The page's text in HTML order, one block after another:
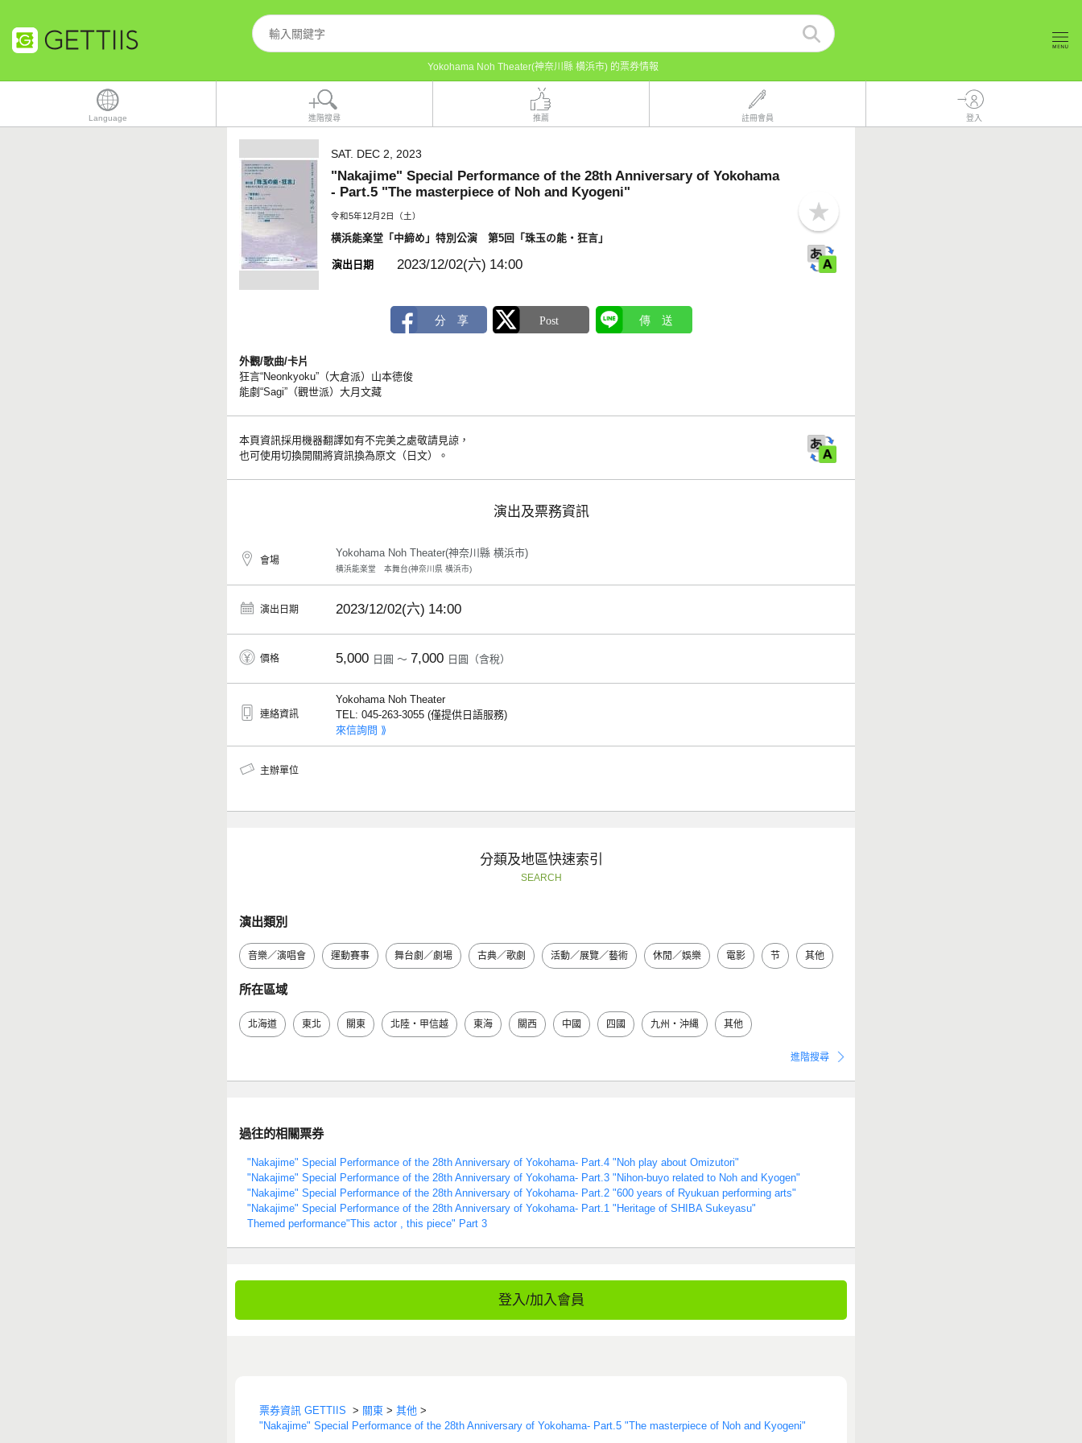
Yokohama Noh Theater(神奈川縣 横浜市) 的票券情報
Language 進階搜尋 推薦 註冊會員 登入
SAT. DEC 2, 2023
"Nakajime" Special Performance of the 28th Anniversary of Yokohama
- Part.5 "The masterpiece of Noh and Kyogeni"
令和5年12月2日（土）
横浜能楽堂「中締め」特別公演 第5回「珠玉の能・狂言」
演出日期 2023/12/02(六) 14:00
b
o
o
k
m
外觀/歌曲/卡片
狂言“Neonkyoku”（大倉派）山本德俊
能劇“Sagi”（觀世派）大月文藏
本頁資訊採用機器翻譯如有不完美之處敬請見諒，
也可使用切換開關將資訊換為原文（日文）。
演出及票務資訊
會場
Yokohama Noh Theater(神奈川縣 横浜市)
横浜能楽堂 本舞台(神奈川県 横浜市)
演出日期 2023/12/02(六) 14:00
價格 5,000 日圓 ～ 7,000 日圓（含稅）
連絡資訊
Yokohama Noh Theater
TEL: 045-263-3055 (僅提供日語服務)
來信詢問 ⟫
主辦單位
分類及地區快速索引
SEARCH
演出類別
音樂／演唱會 運動賽事 舞台劇／劇場 古典／歌劇 活動／展覽／藝術 休閒／娛樂 電影 节 其他
所在區域
北海道 東北 關東 北陸・甲信越 東海 關西 中國 四國 九州・沖縄 其他
進階搜尋
過往的相關票券
"Nakajime" Special Performance of the 28th Anniversary of Yokohama- Part.4 "Noh play about Omizutori"
"Nakajime" Special Performance of the 28th Anniversary of Yokohama- Part.3 "Nihon-buyo related to Noh and Kyogen"
"Nakajime" Special Performance of the 28th Anniversary of Yokohama- Part.2 "600 years of Ryukuan performing arts"
"Nakajime" Special Performance of the 28th Anniversary of Yokohama- Part.1 "Heritage of SHIBA Sukeyasu"
Themed performance"This actor , this piece" Part 3
登入/加入會員
票券資訊 GETTIIS > 關東 > 其他 >
"Nakajime" Special Performance of the 28th Anniversary of Yokohama- Part.5 "The masterpiece of Noh and Kyogeni"